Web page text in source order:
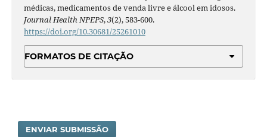
médicas, medicamentos de venda livre e álcool em idosos.
Journal Health NPEPS,3(2), 583-600.
https://doi.org/10.30681/25261010
FORMATOS DE CITAÇÃO
ENVIAR SUBMISSÃO